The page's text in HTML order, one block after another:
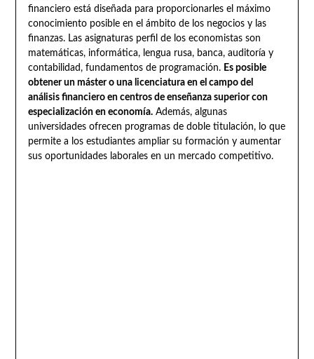
financiero está diseñada para proporcionarles el máximo
conocimiento posible en el ámbito de los negocios y las
finanzas. Las asignaturas perfil de los economistas son
matemáticas, informática, lengua rusa, banca, auditoría y
contabilidad, fundamentos de programación. Es posible
obtener un máster o una licenciatura en el campo del
análisis financiero en centros de enseñanza superior con
especialización en economía.Además, algunas
universidades ofrecen programas de doble titulación, lo que
permite a los estudiantes ampliar su formación y aumentar
sus oportunidades laborales en un mercado competitivo.